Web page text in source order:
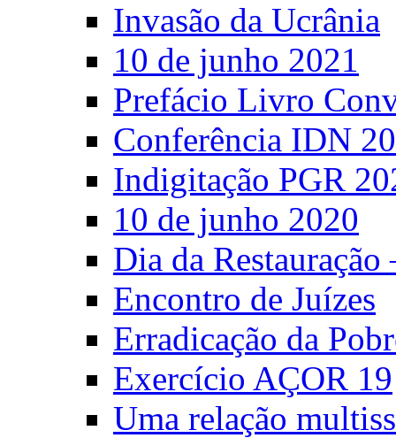
Invasão da Ucrânia
10 de junho 2021
Prefácio Livro
Conferência IDN
Indigitação PGR
10 de junho 2020
Dia da
Encontro de Juízes
Erradicação da
Exercício AÇOR 19
Uma relação